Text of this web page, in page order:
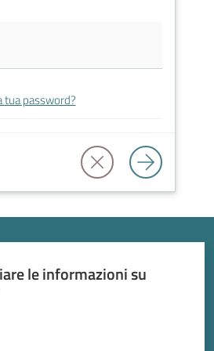
tua password?
le informazioni su